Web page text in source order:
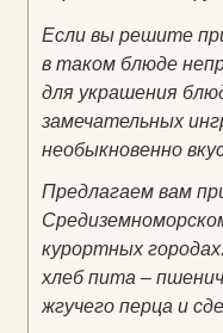
Если вы решите
в таком блюде
для украшения
замечательных
необыкновенно
Предлагаем вам
курортных
хлеб пита –
жгучего перца и